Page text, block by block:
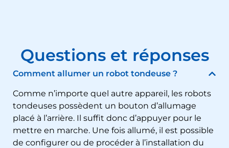
Questions et réponses
Comment allumer un robot tondeuse ?
Comme n’importe quel autre appareil, les robots
tondeuses possèdent un bouton d’allumage
placé à l’arrière. Il suffit donc d’appuyer pour le
mettre en marche. Une fois allumé, il est possible
de configurer ou de procéder à l’installation du